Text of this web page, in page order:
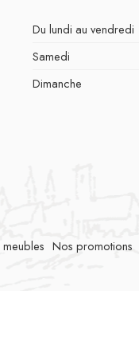
Du lundi au vendredi
Samedi
Dimanche
Nos promotions